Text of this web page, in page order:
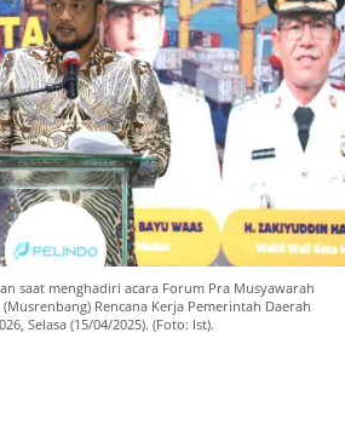
saat menghadiri acara Forum Pra Musyawarah
Rencana Kerja Pemerintah Daerah
Selasa (15/04/2025). (Foto: Ist).